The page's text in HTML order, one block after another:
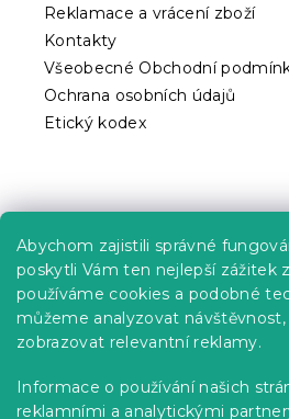
Abychom zajistili správné
poskytli Vám ten nejlepší zážitek
používáme cookies a podobné
můžeme analyzovat
zobrazovat relevantní reklamy.
Informace o používání našich
reklamními a analytickými
ý
i
s
Reklamace a vrácení zboží
Kontakty
Všeobecné Obchodní
Ochrana osobních údajů
Etický kodex
Kariéra
Poptávky a B2B spolupráce
Proč se u nás registrovat?
Věrnostní program - Sleva až